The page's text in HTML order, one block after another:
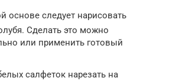
основе следует нарисовать
Сделать это можно
или применить готовый
салфеток нарезать на